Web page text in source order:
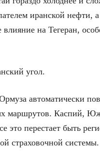
иранской нефти,
влияние на Тегеран,
угол.
автоматически
маршрутов. Каспий,
это перестает быть
страховочной системы.